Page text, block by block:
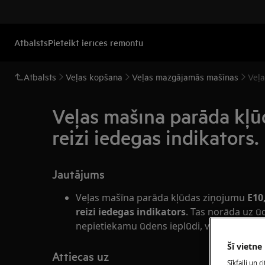
AtbalstsPieteikt ierīces remontu
Atbalsts Veļas kopšana Veļas mazgājamās mašīnas
Veļas mašīna parāda
reizi iedegas indikators.
Jautājums
Veļas mašīna parāda kļūdas ziņojumu
reizi iedegas indikators. Tas norāda uz
nepietiekamu ūdens ieplūdi, vai
Attiecas uz
Šī
Sīkfaili un